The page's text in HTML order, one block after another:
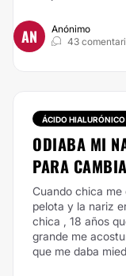
AN
Anónimo
43
ÁCIDO HIALURÓNICO
ODIABA MI
PARA
Cuando chica me
pelota y la nariz
chica , 18 años
grande me
que me daba